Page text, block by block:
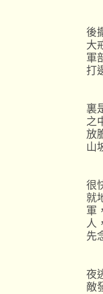
後
大
軍
打
裏
之
放
山
很
就
軍
人
先
夜
敵